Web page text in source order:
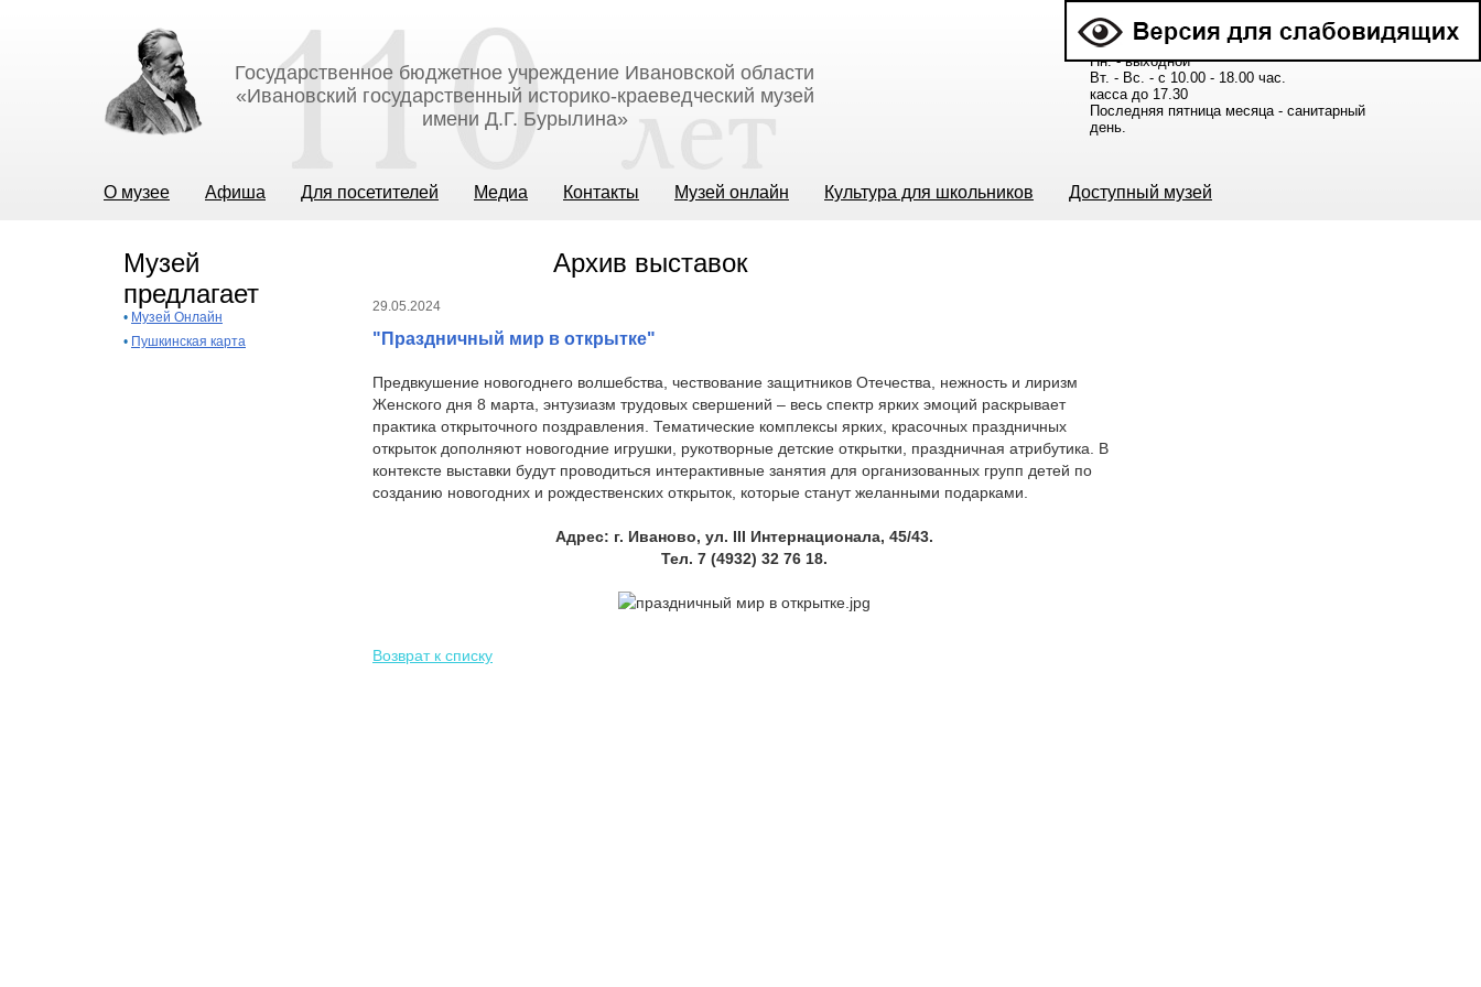
Государственное бюджетное учреждение Ивановской области
«Ивановский государственный историко-краеведческий музей
имени Д.Г. Бурылина»
Расписание работы музея:
Пн. - выходной
Вт. - Вс. - с 10.00 - 18.00 час.
касса до 17.30
Последняя пятница месяца - санитарный
день.
О музее Афиша Для посетителей Медиа Контакты Музей онлайн Культура для школьников Доступный музей
Музей
предлагает
• Музей Онлайн
• Пушкинская карта
Архив выставок
29.05.2024
"Праздничный мир в открытке"
Предвкушение новогоднего волшебства, чествование защитников Отечества, нежность и лиризм
Женского дня 8 марта, энтузиазм трудовых свершений – весь спектр ярких эмоций раскрывает
практика открыточного поздравления. Тематические комплексы ярких, красочных праздничных
открыток дополняют новогодние игрушки, рукотворные детские открытки, праздничная атрибутика. В
контексте выставки будут проводиться интерактивные занятия для организованных групп детей по
созданию новогодних и рождественских открыток, которые станут желанными подарками.
Адрес: г. Иваново, ул. III Интернационала, 45/43.
Тел. 7 (4932) 32 76 18.
Возврат к списку